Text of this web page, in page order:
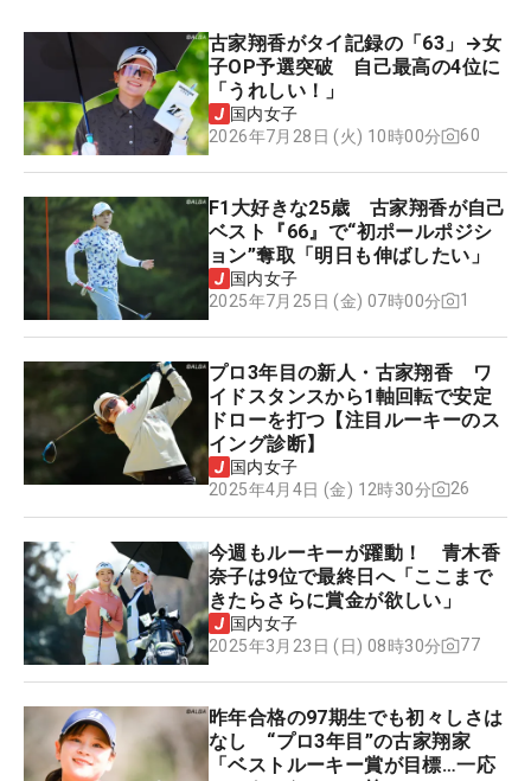
古家翔香がタイ記録の「63」→女
子OP予選突破 自己最高の4位に
「うれしい！」
国内女子
2026年7月28日 (火) 10時00分
60
F1大好きな25歳 古家翔香が自己
ベスト『66』で“初ポールポジシ
ョン”奪取「明日も伸ばしたい」
国内女子
2025年7月25日 (金) 07時00分
1
プロ3年目の新人・古家翔香 ワ
イドスタンスから1軸回転で安定
ドローを打つ【注目ルーキーのス
イング診断】
国内女子
2025年4月4日 (金) 12時30分
26
今週もルーキーが躍動！ 青木香
奈子は9位で最終日へ「ここまで
きたらさらに賞金が欲しい」
国内女子
2025年3月23日 (日) 08時30分
77
昨年合格の97期生でも初々しさは
なし “プロ3年目”の古家翔家
「ベストルーキー賞が目標…一応